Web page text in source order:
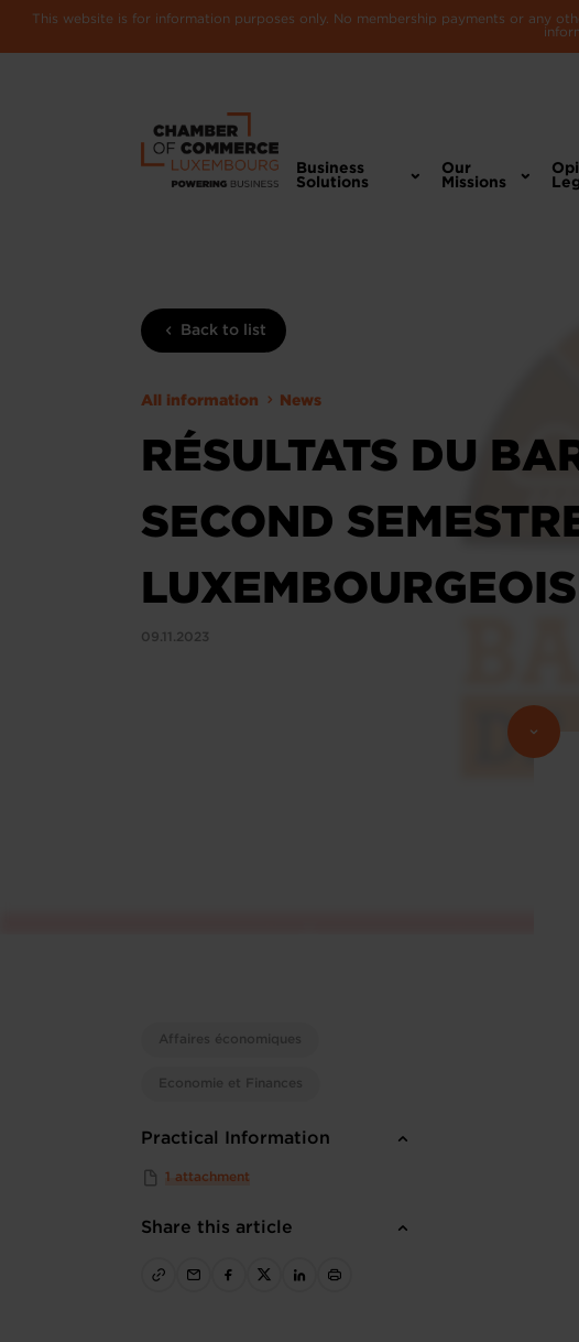
This website is for information purposes only. No membership payments or any
Business
Solutions
Our
Missions
Back to list
All information News
RÉSULTATS DU
SECOND
09.11.2023
Affaires économiques
Economie et Finances
Practical Information
1 attachment
Share this article